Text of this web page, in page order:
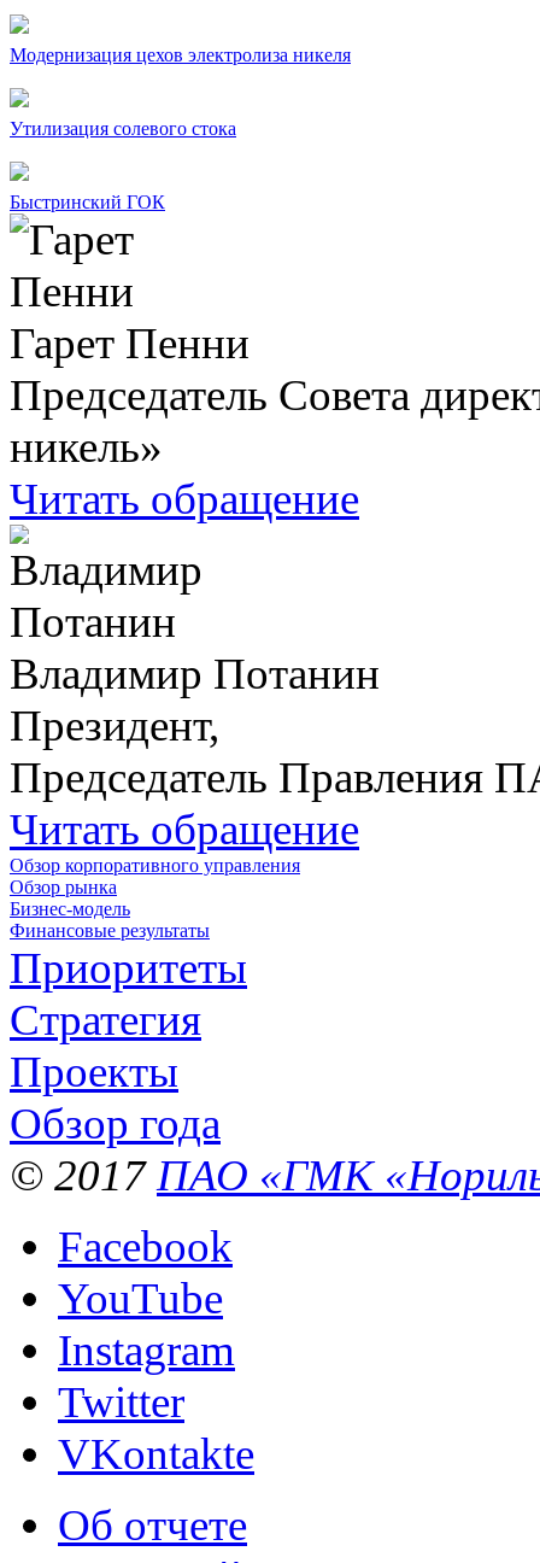
Модернизация цехов электролиза никеля
Утилизация солевого стока
Быстринский ГОК
Гарет Пенни
Председатель Совета
никель»
Читать обращение
Владимир Потанин
Президент,
Председатель Правления
Читать обращение
Обзор корпоративного управления
Обзор рынка
Бизнес-модель
Финансовые результаты
Приоритеты
Стратегия
Проекты
Обзор года
© 2017 ПАО «ГМК
Facebook
YouTube
Instagram
Twitter
VKontakte
Об отчете